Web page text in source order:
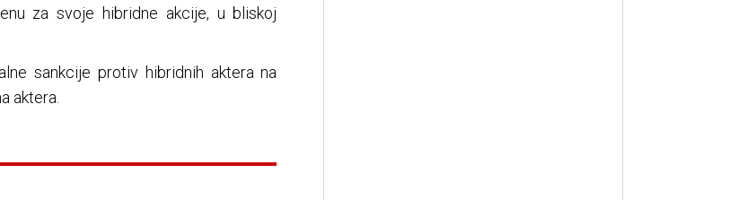
za svoje hibridne akcije, u bliskoj
sankcije protiv hibridnih aktera na
aktera.